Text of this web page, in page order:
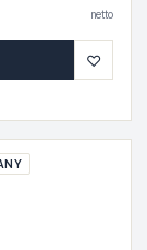
netto
♡